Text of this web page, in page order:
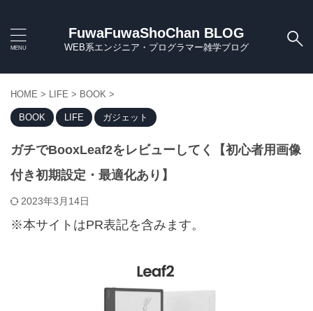
FuwaFuwaShoChan BLOG
WEB系エンジニア・プログラマー雑学ブログ
HOME > LIFE > BOOK >
BOOK LIFE ガジェット
ガチでBooxLeaf2をレビューしてく【初心者用画像
付き初期設定・最適化あり】
2023年3月14日
※本サイトはPR表記を含みます。